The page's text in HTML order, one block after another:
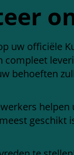
uw officiële
compleet
behoeften
geschikt